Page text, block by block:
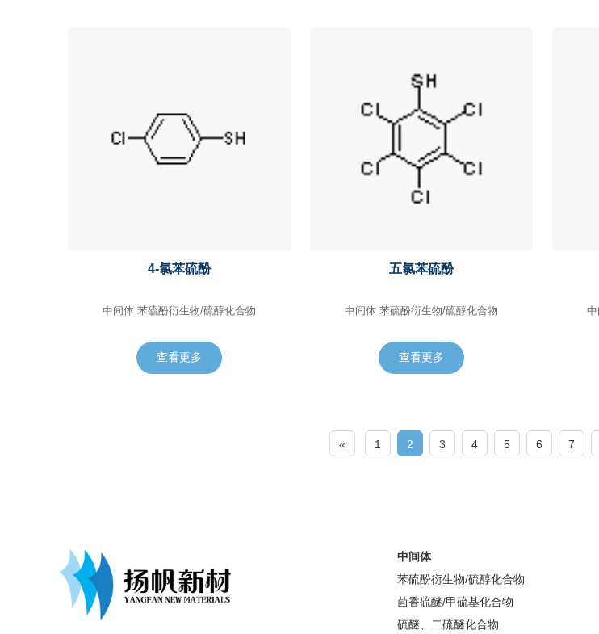
4-氯苯硫酚
中间体 苯硫酚衍生物/硫醇化合物
查看更多
五氯苯硫酚
中间体 苯硫酚衍生物/硫醇化合物
查看更多
« 1 2 3 4 5 6 7
中间体
苯硫酚衍生物/硫醇化合物
茴香硫醚/甲硫基化合物
硫醚、二硫醚化合物